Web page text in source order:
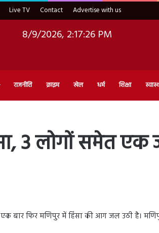
Live TV Contact Advertise with us
8/9/2026, 2:17:27 PM
राजनीति क्राइम खेल धर्म शिक्षा
3 लोगों समेत एक
एक बार फिर मणिपुर में हिंसा की आग जल उठी है।